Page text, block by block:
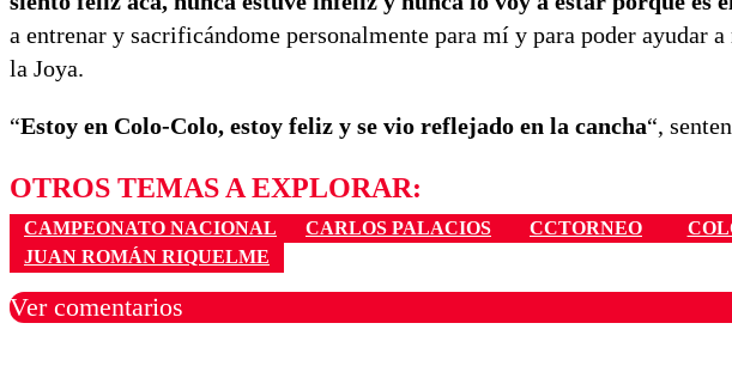
a entrenar y sacrificándome personalmente para mí y para poder ayudar
la Joya.
“Estoy en Colo-Colo, estoy feliz y se vio reflejado en la cancha“,
OTROS TEMAS A EXPLORAR:
CAMPEONATO NACIONAL CARLOS PALACIOS CCTORNEO
JUAN ROMÁN RIQUELME
Ver comentarios